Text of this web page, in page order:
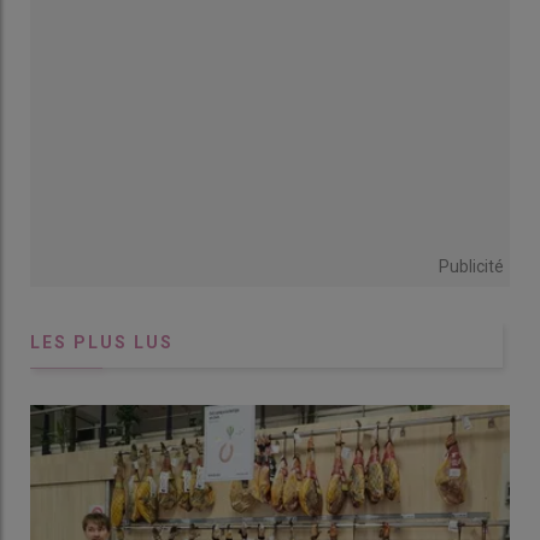
Publicité
LES PLUS LUS